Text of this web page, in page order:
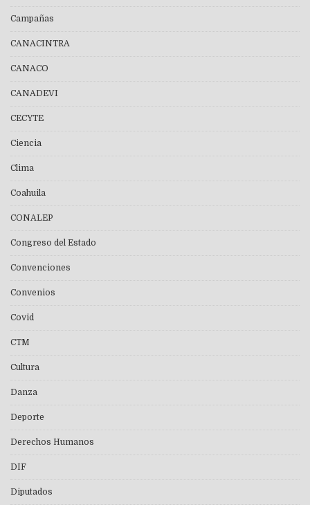
Campañas
CANACINTRA
CANACO
CANADEVI
CECYTE
Ciencia
Clima
Coahuila
CONALEP
Congreso del Estado
Convenciones
Convenios
Covid
CTM
Cultura
Danza
Deporte
Derechos Humanos
DIF
Diputados